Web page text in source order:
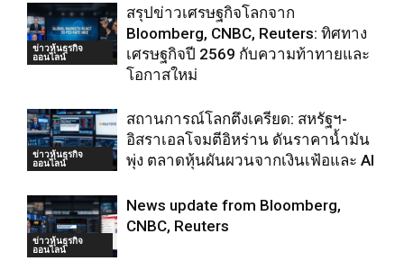
ข่าวหุ้นธุรกิจ
ออนไลน์
สรุปข่าวเศรษฐกิจโลกจาก
Bloomberg, CNBC, Reuters: ทิศทาง
เศรษฐกิจปี 2569 กับความท้าทายและ
โอกาสใหม่
ข่าวหุ้นธุรกิจ
ออนไลน์
สถานการณ์โลกตึงเครียด: สหรัฐฯ-
อิสราเอลโจมตีอิหร่าน ดันราคาน้ำมัน
พุ่ง ตลาดหุ้นผันผวนจากเงินเฟ้อและ AI
ข่าวหุ้นธุรกิจ
ออนไลน์
News update from Bloomberg,
CNBC, Reuters